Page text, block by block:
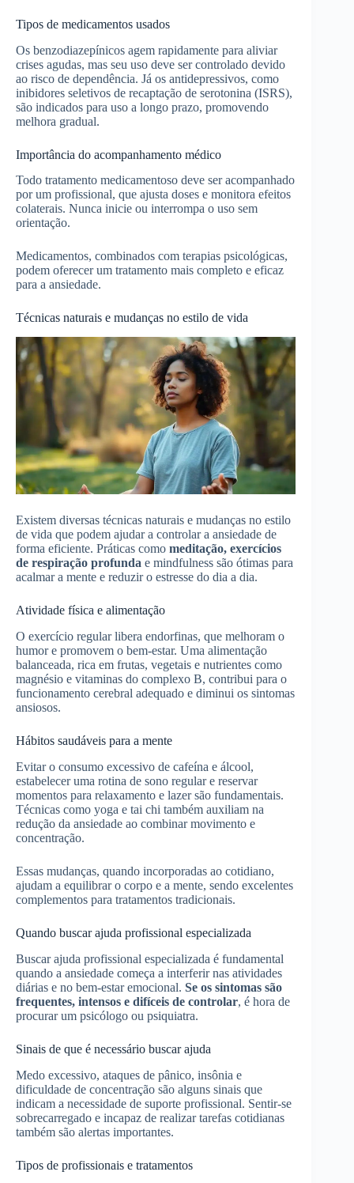
Tipos de medicamentos usados
Os benzodiazepínicos agem rapidamente para aliviar
crises agudas, mas seu uso deve ser controlado devido
ao risco de dependência. Já os antidepressivos, como
inibidores seletivos de recaptação de serotonina (ISRS),
são indicados para uso a longo prazo, promovendo
melhora gradual.
Importância do acompanhamento médico
Todo tratamento medicamentoso deve ser acompanhado
por um profissional, que ajusta doses e monitora efeitos
colaterais. Nunca inicie ou interrompa o uso sem
orientação.
Medicamentos, combinados com terapias psicológicas,
podem oferecer um tratamento mais completo e eficaz
para a ansiedade.
Técnicas naturais e mudanças no estilo de vida
Existem diversas técnicas naturais e mudanças no estilo
de vida que podem ajudar a controlar a ansiedade de
forma eficiente. Práticas como meditação, exercícios
de respiração profunda e mindfulness são ótimas para
acalmar a mente e reduzir o estresse do dia a dia.
Atividade física e alimentação
O exercício regular libera endorfinas, que melhoram o
humor e promovem o bem-estar. Uma alimentação
balanceada, rica em frutas, vegetais e nutrientes como
magnésio e vitaminas do complexo B, contribui para o
funcionamento cerebral adequado e diminui os sintomas
ansiosos.
Hábitos saudáveis para a mente
Evitar o consumo excessivo de cafeína e álcool,
estabelecer uma rotina de sono regular e reservar
momentos para relaxamento e lazer são fundamentais.
Técnicas como yoga e tai chi também auxiliam na
redução da ansiedade ao combinar movimento e
concentração.
Essas mudanças, quando incorporadas ao cotidiano,
ajudam a equilibrar o corpo e a mente, sendo excelentes
complementos para tratamentos tradicionais.
Quando buscar ajuda profissional especializada
Buscar ajuda profissional especializada é fundamental
quando a ansiedade começa a interferir nas atividades
diárias e no bem-estar emocional. Se os sintomas são
frequentes, intensos e difíceis de controlar, é hora de
procurar um psicólogo ou psiquiatra.
Sinais de que é necessário buscar ajuda
Medo excessivo, ataques de pânico, insônia e
dificuldade de concentração são alguns sinais que
indicam a necessidade de suporte profissional. Sentir-se
sobrecarregado e incapaz de realizar tarefas cotidianas
também são alertas importantes.
Tipos de profissionais e tratamentos